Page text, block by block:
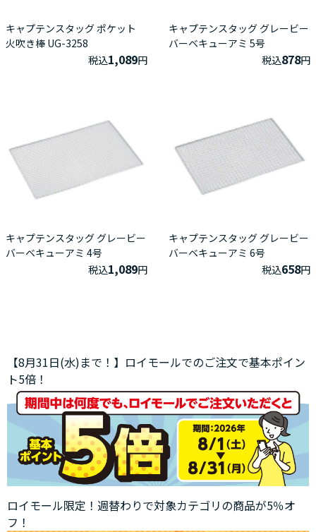
キャプテンスタッグ ポケット
火吹き棒 UG-3258
税込1,089円
キャプテンスタッグ グレービー
バーベキューアミ 5号
税込878円
キャプテンスタッグ グレービー
バーベキューアミ 4号
税込1,089円
キャプテンスタッグ グレービー
バーベキューアミ 6号
税込658円
【8月31日(水)まで！】ロイモールでのご注文で基本ポイン
ト5倍！
ロイモール限定！週替わりで対象カテゴリの商品が5％オ
フ！